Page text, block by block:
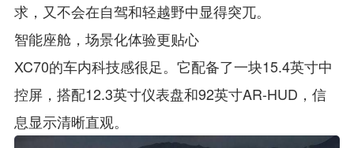
求，又不会在自驾和轻越野中显得突兀。
智能座舱，场景化体验更贴心
XC70的车内科技感很足。它配备了一块15.4英寸中
控屏，搭配12.3英寸仪表盘和92英寸AR-HUD，信
息显示清晰直观。